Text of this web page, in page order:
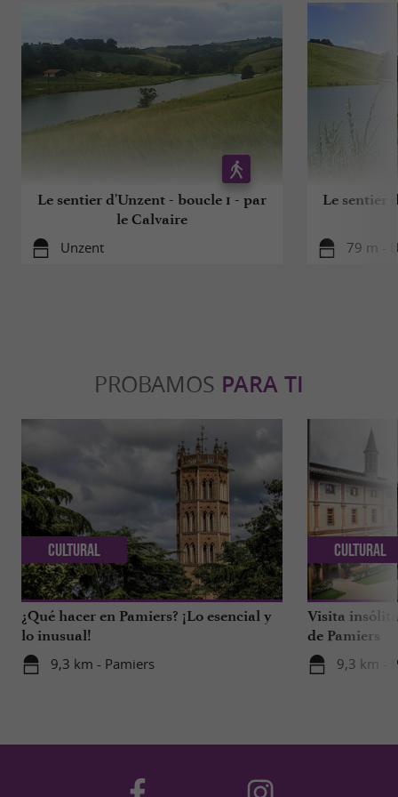
Le sentier d'Unzent - boucle 1 - par
le Calvaire
Unzent
Le sentier
79 m -
PROBAMOS PARA TI
¿Qué hacer en Pamiers? ¡Lo esencial y
lo inusual!
9,3 km - Pamiers
Cultural
Visita
de Pamiers
9,3 km -
Cultural